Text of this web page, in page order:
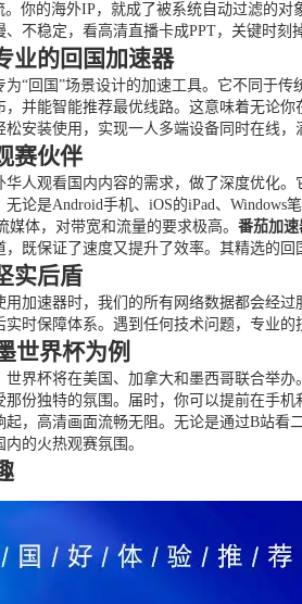
你的海外IP，就成了被系统自动过滤的对
不稳定，看高清直播卡成PPT，关键时刻
业的回国加速器
“回国”场景设计的加速工具。它不同于
并能智能推荐最优线路。这意味着无论
安装使用，实现一人多端设备同时在线，
赛伙伴
华人观看国内内容的需求，做了深度优化
论是Android手机、iOS的iPad、
体，对带宽和流量的要求极高。 番茄加速
既保证了速度又提升了效率。其精选的
实后盾
加速器时，我们的所有网络数据都会经过
时保障体系。遇到任何技术问题，专业
世界杯为例
世界杯将在美国、加拿大和墨西哥联合举
那份独特的氛围。届时，你可以提前在手机
，高清画面流畅无阻。无论是通过B站
的火热观赛氛围。